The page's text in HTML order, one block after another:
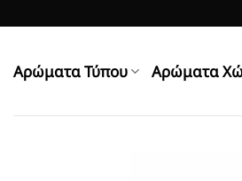
to
Αρώματα Τύπου Αρώματα